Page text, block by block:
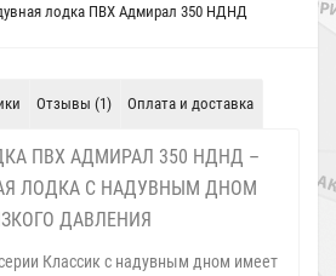
лодка ПВХ Адмирал 350 НДНД
Отзывы (1) Оплата и доставка
ПВХ АДМИРАЛ 350 НДНД –
ЛОДКА С НАДУВНЫМ ДНОМ
ДАВЛЕНИЯ
Классик с надувным дном имеет